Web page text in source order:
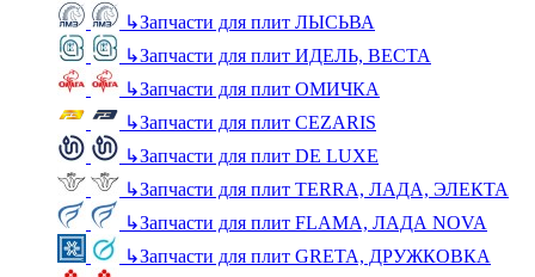
↳Запчасти для плит ЛЫСЬВА
↳Запчасти для плит ИДЕЛЬ, ВЕСТА
↳Запчасти для плит ОМИЧКА
↳Запчасти для плит CEZARIS
↳Запчасти для плит DE LUXE
↳Запчасти для плит TERRA, ЛАДА, ЭЛЕКТА
↳Запчасти для плит FLAMA, ЛАДА NOVA
↳Запчасти для плит GRETA, ДРУЖКОВКА